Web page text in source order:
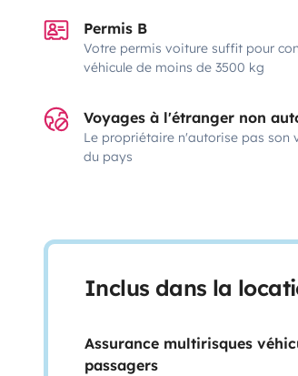
Permis B
Votre permis voiture suffit pour
véhicule de moins de 3500 kg
Voyages à l'étranger non
Le propriétaire n'autorise pas son
du pays
Inclus dans la
Assurance multirisques
passagers